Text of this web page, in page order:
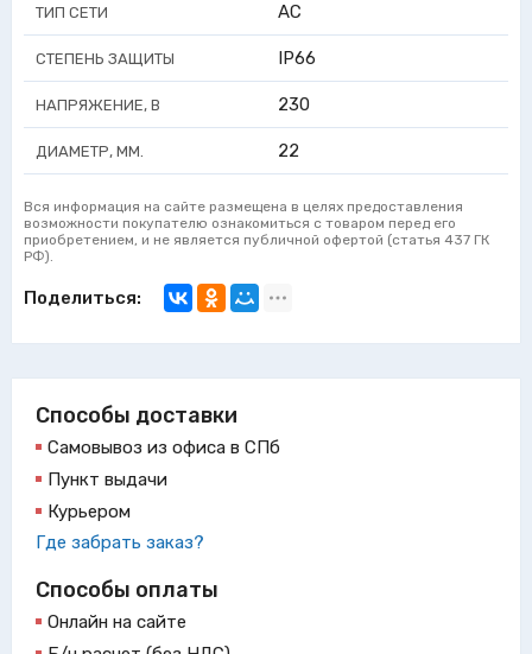
ТИП СЕТИ AC
СТЕПЕНЬ ЗАЩИТЫ IP66
НАПРЯЖЕНИЕ, В 230
ДИАМЕТР, ММ. 22
Вся информация на сайте размещена в целях предоставления
возможности покупателю ознакомиться с товаром перед его
приобретением, и не является публичной офертой (статья 437 ГК
РФ).
Поделиться:
Способы доставки
Самовывоз из офиса в СПб
Пункт выдачи
Курьером
Где забрать заказ?
Способы оплаты
Онлайн на сайте